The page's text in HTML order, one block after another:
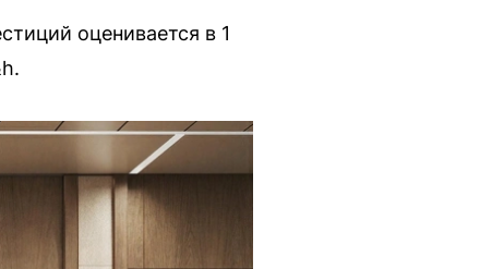
оценивается в 1